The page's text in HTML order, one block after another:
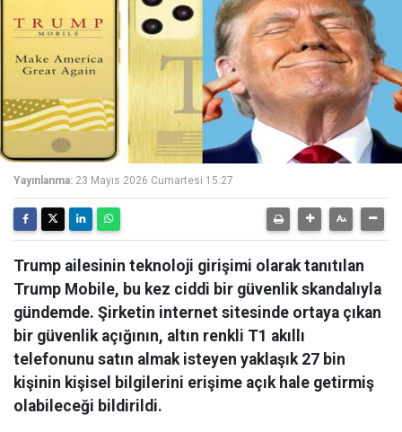
Yayınlanma: 23 Mayıs 2026 Cumartesi 15:27
Trump ailesinin teknoloji girişimi olarak tanıtılan
Trump Mobile, bu kez ciddi bir güvenlik skandalıyla
gündemde. Şirketin internet sitesinde ortaya çıkan
bir güvenlik açığının, altın renkli T1 akıllı
telefonunu satın almak isteyen yaklaşık 27 bin
kişinin kişisel bilgilerini erişime açık hale getirmiş
olabileceği bildirildi.